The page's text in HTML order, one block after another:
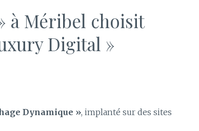
à Méribel choisit
Digital »
Dynamique », implanté sur des sites